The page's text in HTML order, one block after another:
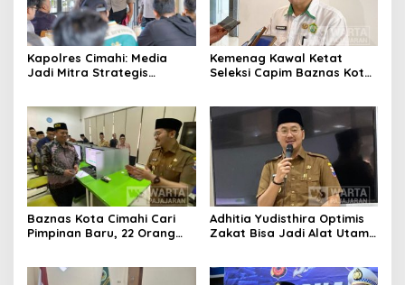
Kapolres Cimahi: Media
Jadi Mitra Strategis
Kemenag Kawal Ketat
Seleksi Capim Baznas Kota
Berintegritas
Baznas Kota Cimahi Cari
Pimpinan Baru, 22 Orang
Adhitia Yudisthira Optimis
Zakat Bisa Jadi Alat Utama